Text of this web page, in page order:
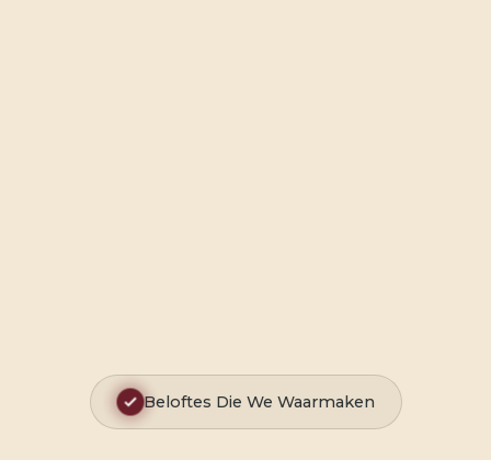
Beloftes Die We Waarmaken